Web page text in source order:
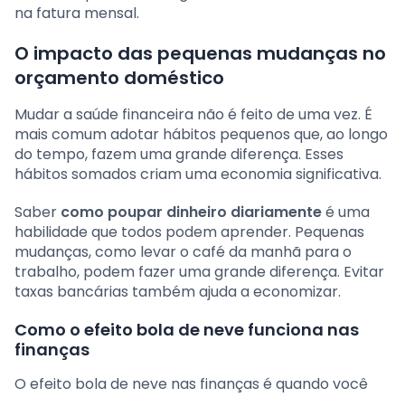
na fatura mensal.
O impacto das pequenas mudanças no
orçamento doméstico
Mudar a saúde financeira não é feito de uma vez. É
mais comum adotar hábitos pequenos que, ao longo
do tempo, fazem uma grande diferença. Esses
hábitos somados criam uma economia significativa.
Saber como poupar dinheiro diariamenteé uma
habilidade que todos podem aprender. Pequenas
mudanças, como levar o café da manhã para o
trabalho, podem fazer uma grande diferença. Evitar
taxas bancárias também ajuda a economizar.
Como o efeito bola de neve funciona nas
finanças
O efeito bola de neve nas finanças é quando você